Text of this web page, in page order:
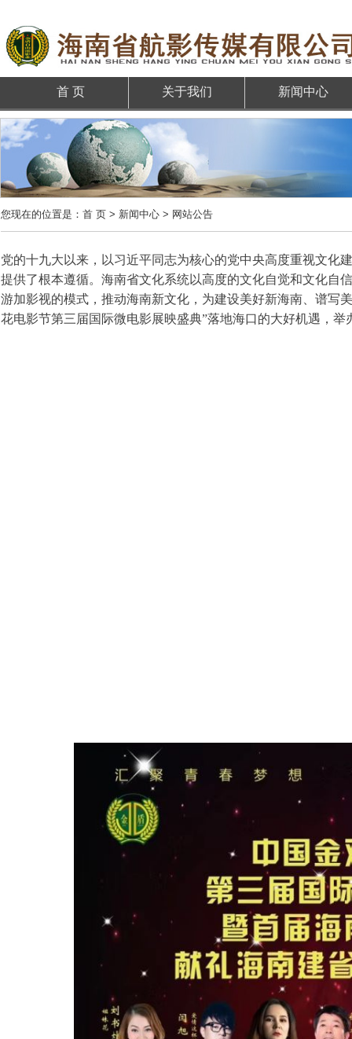
首 页 关于我们 新闻中心
您现在的位置是： 首 页 > 新闻中心 > 网站公告
党的十九大以来，以习近平同志为核心的党中央高度重视文化
提供了根本遵循。海南省文化系统以高度的文化自觉和文化自
游加影视的模式，推动海南新文化，为建设美好新海南、谱写
花电影节第三届国际微电影展映盛典”落地海口的大好机遇，